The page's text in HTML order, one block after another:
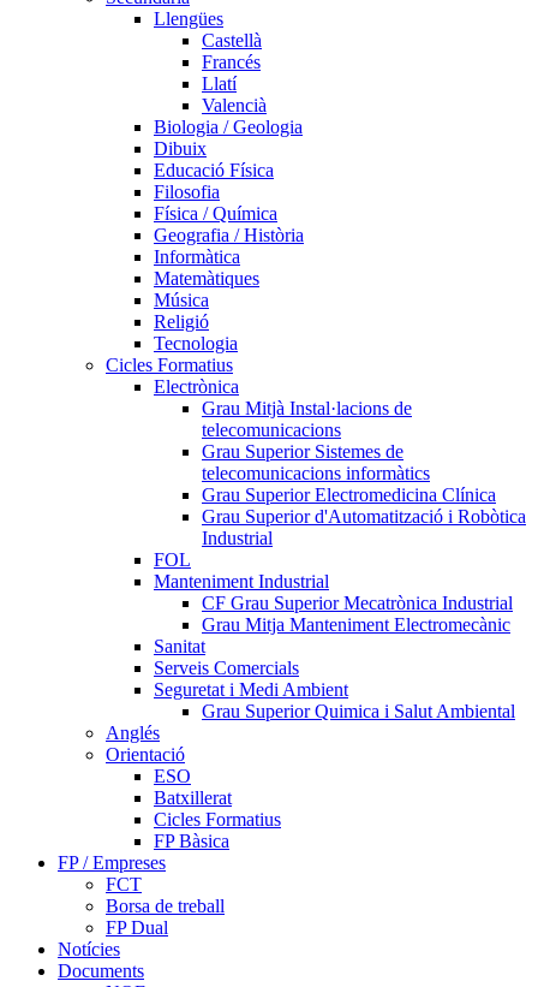
Llengües
Castellà
Francés
Llatí
Valencià
Biologia / Geologia
Dibuix
Educació Física
Filosofia
Física / Química
Geografia / Història
Informàtica
Matemàtiques
Música
Religió
Tecnologia
Cicles Formatius
Electrònica
Grau Mitjà Instal·lacions de
telecomunicacions
Grau Superior Sistemes de
telecomunicacions informàtics
Grau Superior Electromedicina Clínica
Grau Superior d'Automatització i Robòtica
Industrial
FOL
Manteniment Industrial
CF Grau Superior Mecatrònica Industrial
Grau Mitja Manteniment Electromecànic
Sanitat
Serveis Comercials
Seguretat i Medi Ambient
Grau Superior Quimica i Salut Ambiental
Anglés
Orientació
ESO
Batxillerat
Cicles Formatius
FP Bàsica
FP / Empreses
FCT
Borsa de treball
FP Dual
Notícies
Documents